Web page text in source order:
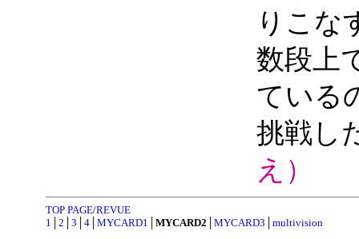
りこな
数段上
ている
挑戦し
え）
TOP PAGE/REVUE
1
2 3 4│ MYCARD1 MYCARD2 MYCARD3 multivision